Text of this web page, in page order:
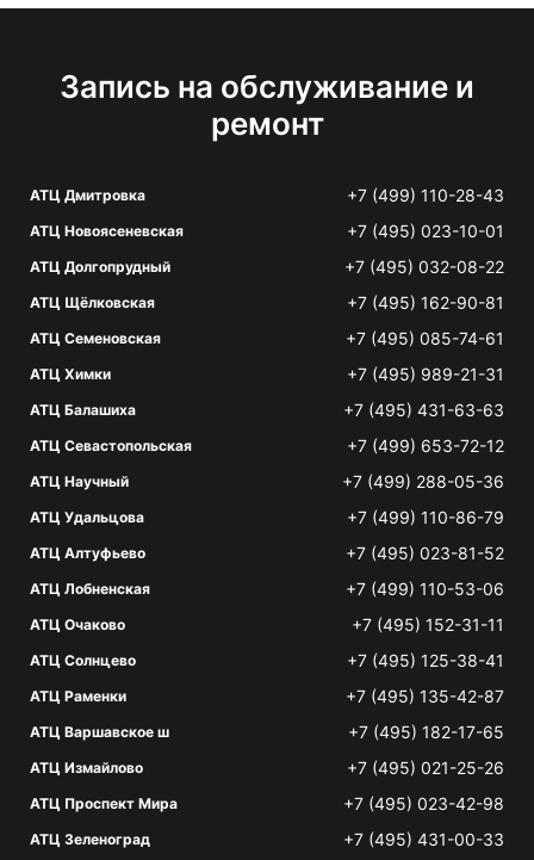
Запись на обслуживание и
ремонт
АТЦ Дмитровка +7 (499) 110-28-43
АТЦ Новоясеневская +7 (495) 023-10-01
АТЦ Долгопрудный +7 (495) 032-08-22
АТЦ Щёлковская +7 (495) 162-90-81
АТЦ Семеновская +7 (495) 085-74-61
АТЦ Химки +7 (495) 989-21-31
АТЦ Балашиха +7 (495) 431-63-63
АТЦ Севастопольская +7 (499) 653-72-12
АТЦ Научный +7 (499) 288-05-36
АТЦ Удальцова +7 (499) 110-86-79
АТЦ Алтуфьево +7 (495) 023-81-52
АТЦ Лобненская +7 (499) 110-53-06
АТЦ Очаково +7 (495) 152-31-11
АТЦ Солнцево +7 (495) 125-38-41
АТЦ Раменки +7 (495) 135-42-87
АТЦ Варшавское ш +7 (495) 182-17-65
АТЦ Измайлово +7 (495) 021-25-26
АТЦ Проспект Мира +7 (495) 023-42-98
АТЦ Зеленоград +7 (495) 431-00-33